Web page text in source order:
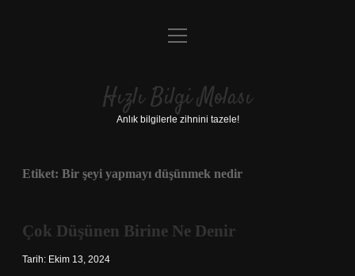
Anasayfa
Yasal Uyarı
menüyü
Hızlı Bilgi Molası
Anlık bilgilerle zihnini tazele!
Etiket: Bir şeyi yapmayı düşünmek nedir
Çok Düşünen Birine Ne Denir
Tarih: Ekim 13, 2024